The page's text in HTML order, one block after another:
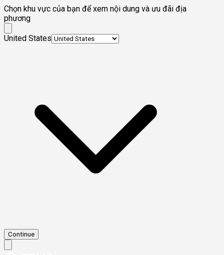
Chọn khu vực của bạn để xem nội dung và ưu đãi địa
phương
United States
Continue